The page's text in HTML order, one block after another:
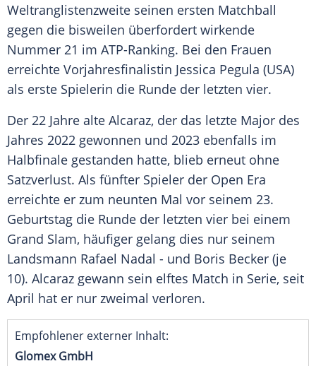
Weltranglistenzweite seinen ersten Matchball
gegen die bisweilen überfordert wirkende
Nummer 21 im ATP-Ranking. Bei den Frauen
erreichte Vorjahresfinalistin Jessica Pegula (USA)
als erste Spielerin die Runde der letzten vier.
Der 22 Jahre alte Alcaraz, der das letzte Major des
Jahres 2022 gewonnen und 2023 ebenfalls im
Halbfinale gestanden hatte, blieb erneut ohne
Satzverlust. Als fünfter Spieler der Open Era
erreichte er zum neunten Mal vor seinem 23.
Geburtstag die Runde der letzten vier bei einem
Grand Slam, häufiger gelang dies nur seinem
Landsmann Rafael Nadal - und Boris Becker (je
10). Alcaraz gewann sein elftes Match in Serie, seit
April hat er nur zweimal verloren.
Empfohlener externer Inhalt:
Glomex GmbH